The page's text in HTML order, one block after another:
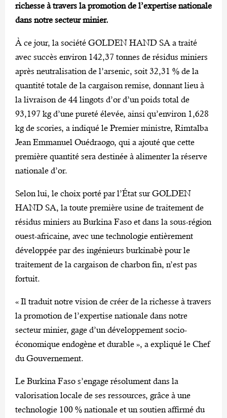
richesse à travers la promotion de l’expertise nationale
dans notre secteur minier.
À ce jour, la société GOLDEN HAND SA a traité
avec succès environ 142,37 tonnes de résidus miniers
après neutralisation de l’arsenic, soit 32,31 % de la
quantité totale de la cargaison remise, donnant lieu à
la livraison de 44 lingots d’or d’un poids total de
93,197 kg d’une pureté élevée, ainsi qu’environ 1,628
kg de scories, a indiqué le Premier ministre, Rimtalba
Jean Emmanuel Ouédraogo, qui a ajouté que cette
première quantité sera destinée à alimenter la réserve
nationale d’or.
Selon lui, le choix porté par l’État sur GOLDEN
HAND SA, la toute première usine de traitement de
résidus miniers au Burkina Faso et dans la sous-région
ouest-africaine, avec une technologie entièrement
développée par des ingénieurs burkinabè pour le
traitement de la cargaison de charbon fin, n’est pas
fortuit.
« Il traduit notre vision de créer de la richesse à travers
la promotion de l’expertise nationale dans notre
secteur minier, gage d’un développement socio-
économique endogène et durable », a expliqué le Chef
du Gouvernement.
Le Burkina Faso s’engage résolument dans la
valorisation locale de ses ressources, grâce à une
technologie 100 % nationale et un soutien affirmé du